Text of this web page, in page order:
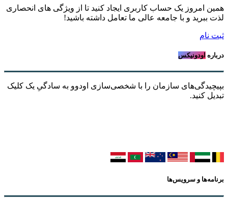
همین امروز یک حساب کاربری ایجاد کنید تا از ویژگی های انحصاری
لذت ببرید و با جامعه عالی ما تعامل داشته باشید!
ثبت نام
درباره اودونیکس
بپیچیدگی‌های سازمان را با شخصی‌سازی اودوو به سادگیِ یک کلیک
تبدیل کنید.
برنامه‌ها و سرویس‌ها